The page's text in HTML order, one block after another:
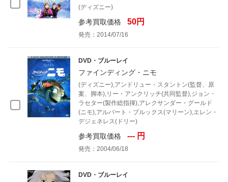
(ディズニー)
参考買取価格 50円
発売：2014/07/16
DVD・ブルーレイ
ファインディング・ニモ
(ディズニー),アンドリュー・スタントン(監督、原
案、脚本),リー・アンクリッチ(共同監督),ジョン・
ラセター(製作総指揮),アレクサンダー・グールド
(ニモ),アルバート・ブルックス(マリーン),エレン・
デジェネレス(ドリー)
参考買取価格 --- 円
発売：2004/06/18
DVD・ブルーレイ